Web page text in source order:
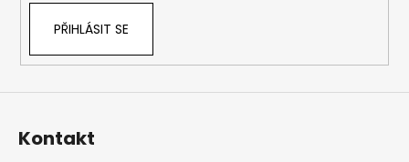
PŘIHLÁSIT SE
Kontakt